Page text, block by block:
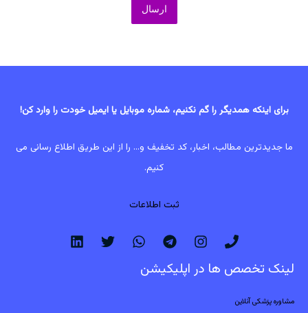
برای اینکه همدیگر را گم نکنیم، شماره موبایل یا ایمیل خودت را وارد کن!
ما جدیدترین مطالب، اخبار، کد تخفیف و... را از این طریق اطلاع رسانی می
کنیم.
ثبت اطلاعات
لینک تخصص ها در اپلیکیشن
مشاوره پزشکی آنلاین